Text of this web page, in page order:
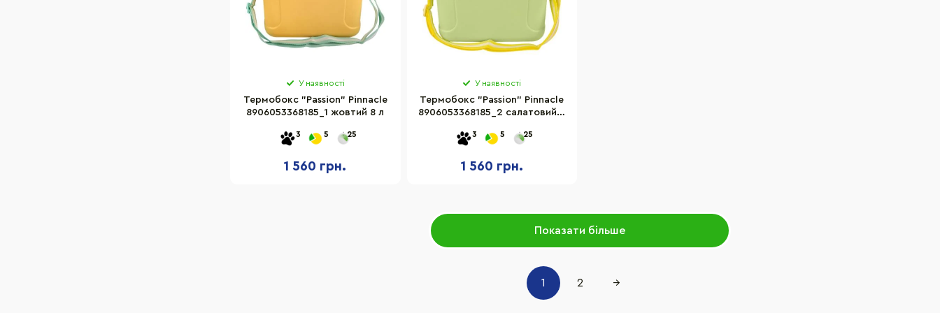
У наявності
Термобокс "Passion" Pinnacle
8906053368185_1 жовтий 8 л
3 5 25
1 560 грн.
У наявності
Термобокс "Passion" Pinnacle
8906053368185_2 салатовий 8
3 5 25
1 560 грн.
Показати більше
1 2 →